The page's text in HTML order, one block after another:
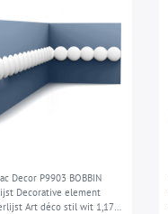
Decor P9903 BOBBIN
Decorative element
Art déco stil wit 1,17